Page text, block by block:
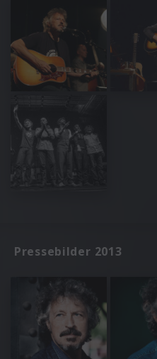
Pressebilder 2013